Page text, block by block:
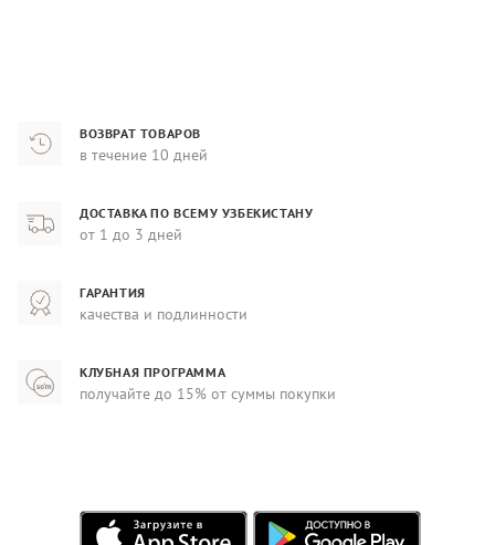
ВОЗВРАТ ТОВАРОВ
в течение 10 дней
ДОСТАВКА ПО ВСЕМУ УЗБЕКИСТАНУ
от 1 до 3 дней
ГАРАНТИЯ
качества и подлинности
КЛУБНАЯ ПРОГРАММА
получайте до 15% от суммы покупки